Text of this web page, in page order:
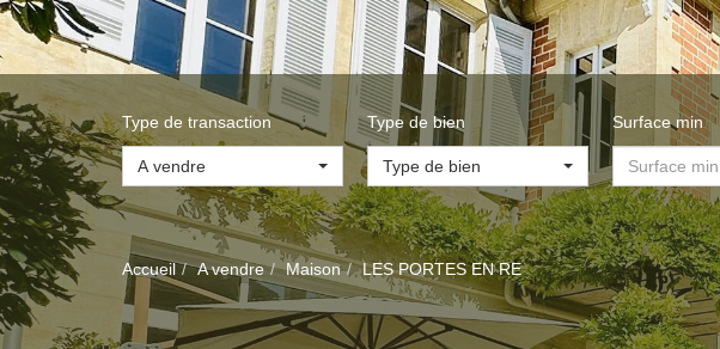
Type de transaction
A vendre
Type de bien
Type de bien
Surface min
Accueil A vendre Maison LES PORTES EN RE